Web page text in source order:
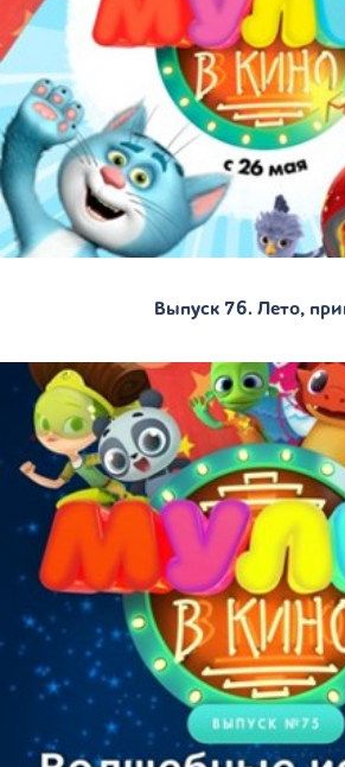
Выпуск 76. Лето,